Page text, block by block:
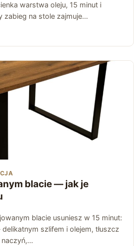
warstwa oleju, 15 minut i
zabieg na stole zajmuje…
blacie — jak je
blacie usuniesz w 15 minut:
szlifem i olejem, tłuszcz